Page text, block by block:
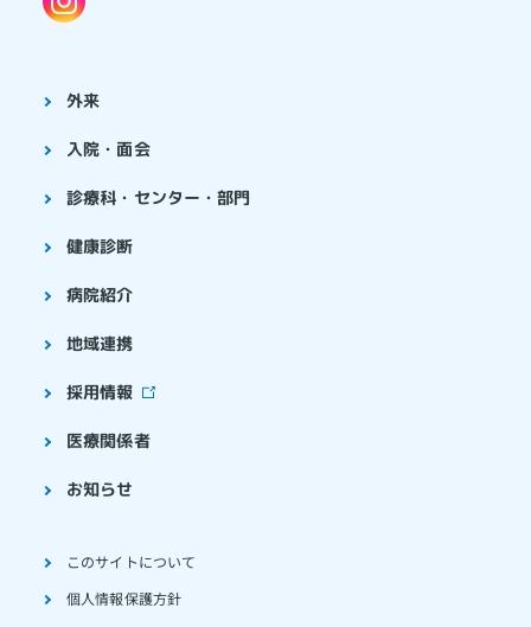
外来
入院・面会
診療科・センター・部門
健康診断
病院紹介
地域連携
採用情報
医療関係者
お知らせ
このサイトについて
個人情報保護方針